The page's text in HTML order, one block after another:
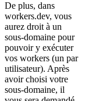
De plus, dans
workers.dev, vous
aurez droit à un
sous-domaine pour
pouvoir y exécuter
vos workers (un par
utilisateur). Après
avoir choisi votre
sous-domaine, il